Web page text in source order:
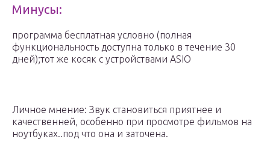
Минусы:
программа бесплатная условно (полная
функциональность доступна только в течение 30
дней);тот же косяк с устройствами ASIO
Личное мнение: Звук становиться приятнее и
качественней, особенно при просмотре фильмов на
ноутбуках..под что она и заточена.